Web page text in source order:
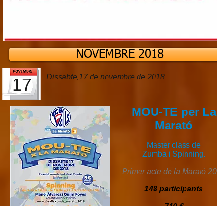
NOVEMBRE 2018
17 Dissabte,17 de novembre de 2018
MOU-TE per La
Marató
Màster class de
Zumba i Spinning.
Primer acte de la Marató
148 participants